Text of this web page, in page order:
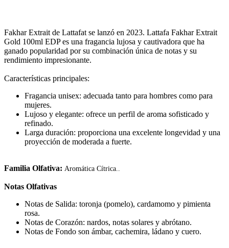
Fakhar Extrait de Lattafat se lanzó en 2023. Lattafa Fakhar Extrait
Gold 100ml EDP es una fragancia lujosa y cautivadora que ha
ganado popularidad por su combinación única de notas y su
rendimiento impresionante.
Características principales:
Fragancia unisex: adecuada tanto para hombres como para
mujeres.
Lujoso y elegante: ofrece un perfil de aroma sofisticado y
refinado.
Larga duración: proporciona una excelente longevidad y una
proyección de moderada a fuerte.
Familia Olfativa: Aromática Cítrica..
Notas Olfativas
Notas de Salida: toronja (pomelo), cardamomo y pimienta
rosa.
Notas de Corazón: nardos, notas solares y abrótano.
Notas de Fondo son ámbar, cachemira, ládano y cuero.